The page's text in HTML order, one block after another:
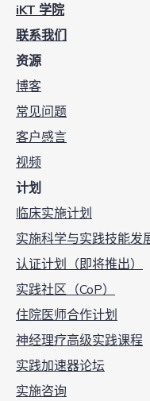
iKT 学院
联系我们
资源
博客
常见问题
客户感言
视频
计划
临床实施计划
实施科学与实践技能发
认证计划（即将推出）
实践社区（CoP）
住院医师合作计划
神经理疗高级实践课程
实践加速器论坛
实施咨询